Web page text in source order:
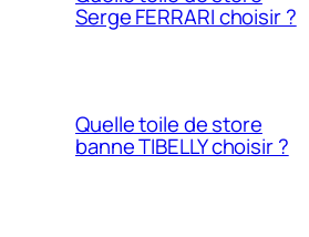
Serge FERRARI choisir ?
Quelle toile de store
banne TIBELLY choisir ?